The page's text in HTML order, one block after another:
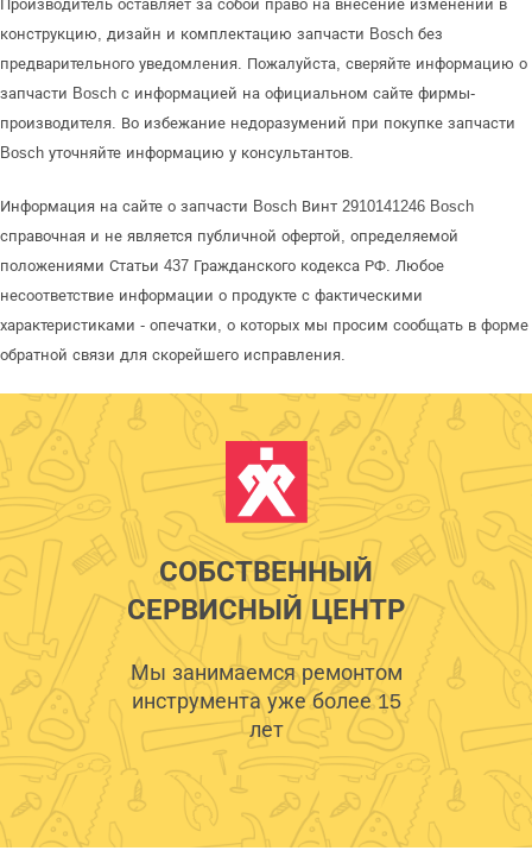
Производитель оставляет за собой право на внесение изменений в
конструкцию, дизайн и комплектацию запчасти Bosch без
предварительного уведомления. Пожалуйста, сверяйте информацию о
запчасти Bosch с информацией на официальном сайте фирмы-
производителя. Во избежание недоразумений при покупке запчасти
Bosch уточняйте информацию у консультантов.
Информация на сайте о запчасти Bosch Винт 2910141246 Bosch
справочная и не является публичной офертой, определяемой
положениями Статьи 437 Гражданского кодекса РФ. Любое
несоответствие информации о продукте с фактическими
характеристиками - опечатки, о которых мы просим сообщать в форме
обратной связи для скорейшего исправления.
СОБСТВЕННЫЙ
СЕРВИСНЫЙ ЦЕНТР
Мы занимаемся ремонтом
инструмента уже более 15
лет